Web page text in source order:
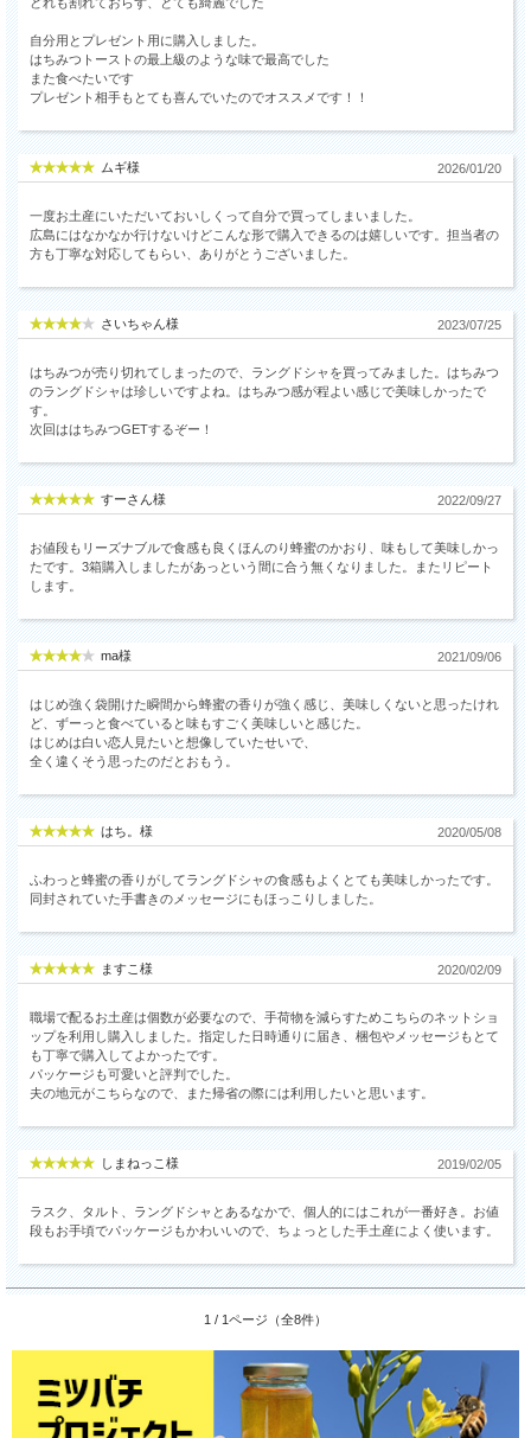
自分用とプレゼント用に購入しました。
はちみつトーストの最上級のような味で最高でした
また食べたいです
プレゼント相手もとても喜んでいたのでオススメです！！
ムギ様 2026/01/20
一度お土産にいただいておいしくって自分で買ってしまいました。
広島にはなかなか行けないけどこんな形で購入できるのは嬉しいです。担当者の
方も丁寧な対応してもらい、ありがとうございました。
さいちゃん様 2023/07/25
はちみつが売り切れてしまったので、ラングドシャを買ってみました。はちみつ
のラングドシャは珍しいですよね。はちみつ感が程よい感じで美味しかったで
す。
次回ははちみつGETするぞー！
すーさん様 2022/09/27
お値段もリーズナブルで食感も良くほんのり蜂蜜のかおり、味もして美味しかっ
たです。3箱購入しましたがあっという間に合う無くなりました。またリピート
します。
ma様 2021/09/06
はじめ強く袋開けた瞬間から蜂蜜の香りが強く感じ、美味しくないと思ったけれ
ど、ずーっと食べていると味もすごく美味しいと感じた。
はじめは白い恋人見たいと想像していたせいで、
全く違くそう思ったのだとおもう。
はち。様 2020/05/08
ふわっと蜂蜜の香りがしてラングドシャの食感もよくとても美味しかったです。
同封されていた手書きのメッセージにもほっこりしました。
ますこ様 2020/02/09
職場で配るお土産は個数が必要なので、手荷物を減らすためこちらのネットショ
ップを利用し購入しました。指定した日時通りに届き、梱包やメッセージもとて
も丁寧で購入してよかったです。
パッケージも可愛いと評判でした。
夫の地元がこちらなので、また帰省の際には利用したいと思います。
しまねっこ様 2019/02/05
ラスク、タルト、ラングドシャとあるなかで、個人的にはこれが一番好き。お値
段もお手頃でパッケージもかわいいので、ちょっとした手土産によく使います。
1 / 1ページ（全8件）